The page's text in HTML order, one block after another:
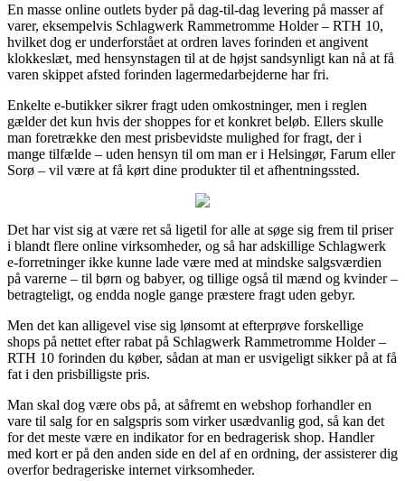
En masse online outlets byder på dag-til-dag levering på masser af
varer, eksempelvis Schlagwerk Rammetromme Holder – RTH 10,
hvilket dog er underforstået at ordren laves forinden et angivent
klokkeslæt, med hensynstagen til at de højst sandsynligt kan nå at få
varen skippet afsted forinden lagermedarbejderne har fri.
Enkelte e-butikker sikrer fragt uden omkostninger, men i reglen
gælder det kun hvis der shoppes for et konkret beløb. Ellers skulle
man foretrække den mest prisbevidste mulighed for fragt, der i
mange tilfælde – uden hensyn til om man er i Helsingør, Farum eller
Sorø – vil være at få kørt dine produkter til et afhentningssted.
Det har vist sig at være ret så ligetil for alle at søge sig frem til priser
i blandt flere online virksomheder, og så har adskillige Schlagwerk
e-forretninger ikke kunne lade være med at mindske salgsværdien
på varerne – til børn og babyer, og tillige også til mænd og kvinder –
betragteligt, og endda nogle gange præstere fragt uden gebyr.
Men det kan alligevel vise sig lønsomt at efterprøve forskellige
shops på nettet efter rabat på Schlagwerk Rammetromme Holder –
RTH 10 forinden du køber, sådan at man er usvigeligt sikker på at få
fat i den prisbilligste pris.
Man skal dog være obs på, at såfremt en webshop forhandler en
vare til salg for en salgspris som virker usædvanlig god, så kan det
for det meste være en indikator for en bedragerisk shop. Handler
med kort er på den anden side en del af en ordning, der assisterer dig
overfor bedrageriske internet virksomheder.